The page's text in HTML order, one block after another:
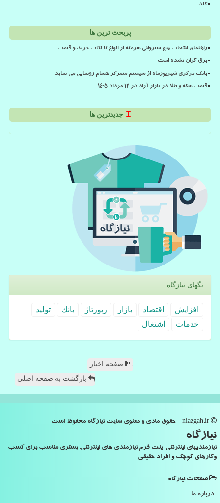
کند
پربحث ترین ها
راهنمای انتخاب پیچ شیروانی سرمته از انواع تا نکات خرید و قیمت
برق گران نشده است
بانک مرکزی شهریورماه از سیستم متمرکز حسام رونمایی می نماید
قیمت سکه و طلا در بازار آزاد در ۱۲ مرداد ۱۴۰۵
جدیدترین ها
تگهای نیازگاه
افزایش اقتصاد بازار رپورتاژ بانك
تولید
خدمات
اشتغال
صفحه اخبار
بازگشت به صفحه اصلی
نیازگاه
نیازمندیهای اینترنتی: پلت فرم نیازمندی های اینترنتی، بستری مناسب برای کسب
وکارهای کوچک و افراد حقیقی
صفحات نیازگاه
درباره ما